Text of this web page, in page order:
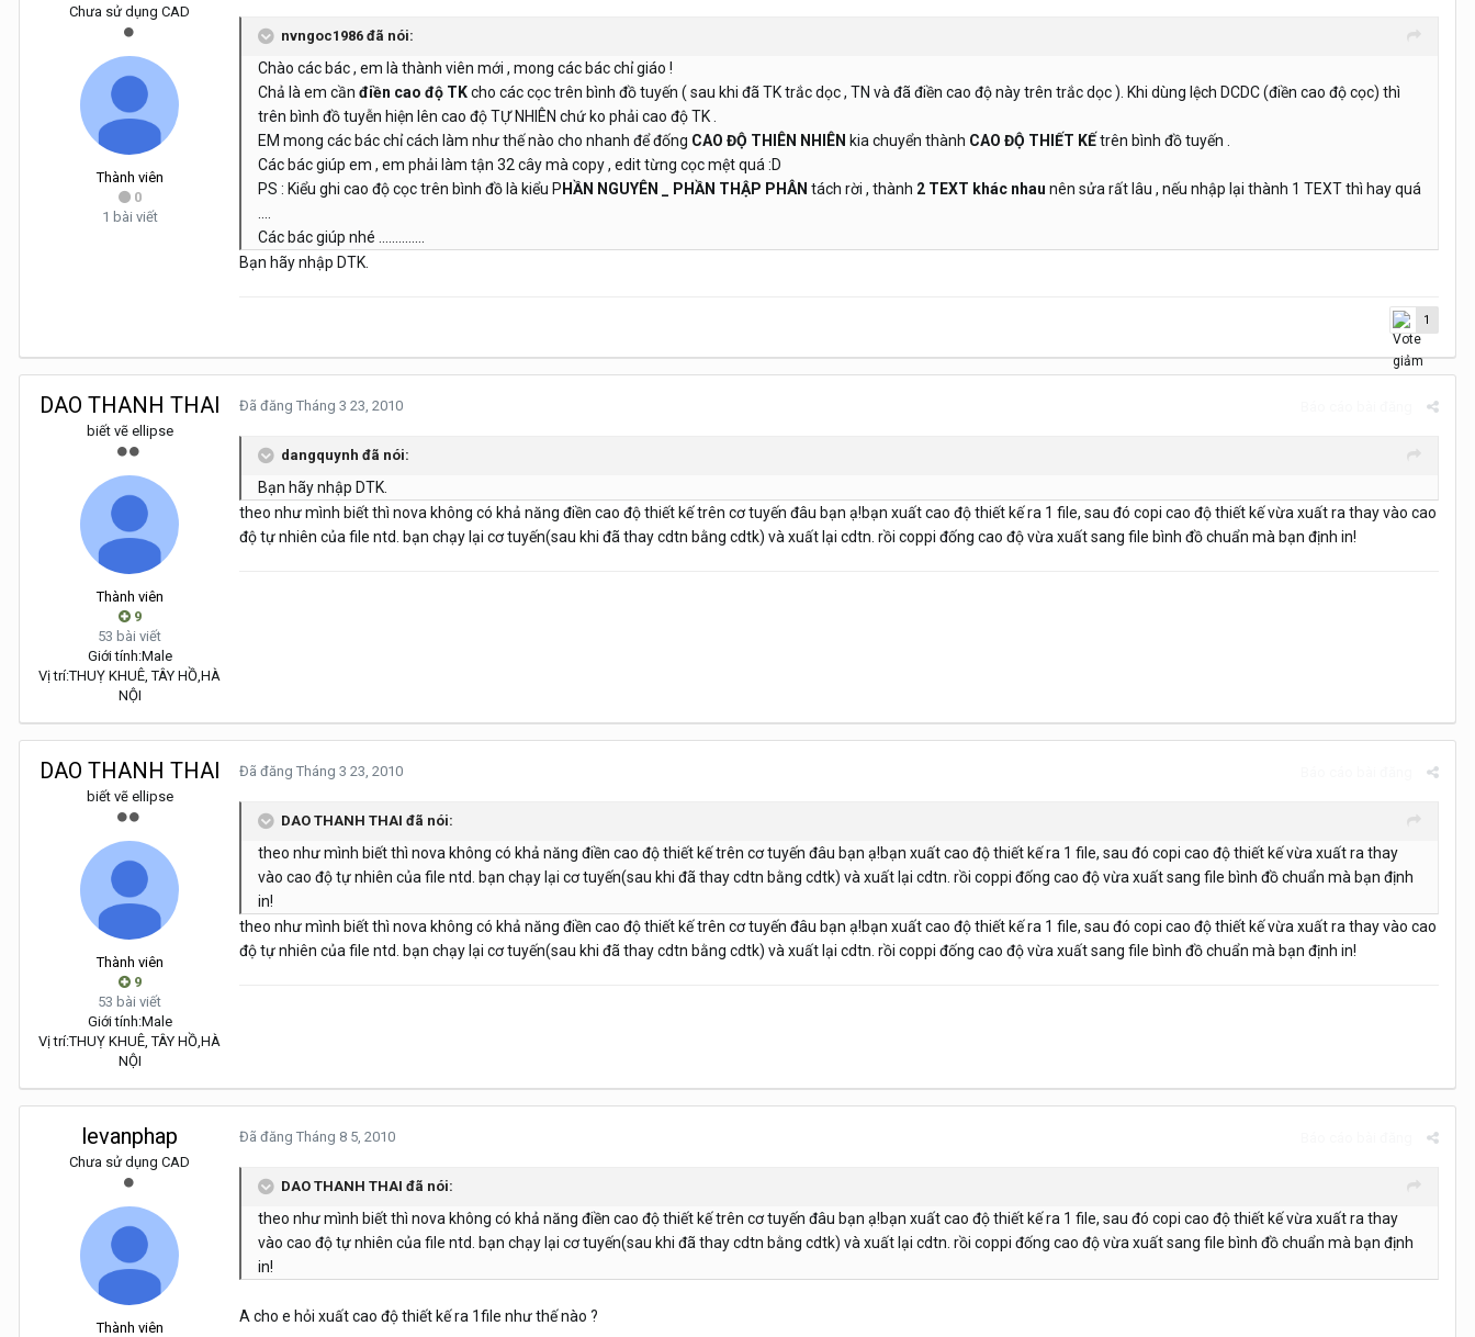
Chưa sử dụng CAD
Thành viên
0
1 bài viết
nvngoc1986 đã nói:
Chào các bác , em là thành viên mới , mong các bác chỉ giáo !
Chả là em cần điền cao độ TKcho các cọc trên bình đồ tuyến ( sau khi đã TK trắc dọc , TN và đã điền cao độ này trên trắc dọc ). Khi dùng lệch DCDC (điền cao độ cọc) thì
trên bình đồ tuyễn hiện lên cao độ TỰ NHIÊN chứ ko phải cao độ TK .
EM mong các bác chỉ cách làm như thế nào cho nhanh để đống CAO ĐỘ THIÊN NHIÊN kia chuyển thành CAO ĐỘ THIẾT KẾtrên bình đồ tuyến .
Các bác giúp em , em phải làm tận 32 cây mà copy , edit từng cọc mệt quá :D
PS : Kiểu ghi cao độ cọc trên bình đồ là kiểu P HẦN NGUYÊN _ PHẦN THẬP PHÂN tách rời , thành 2 TEXT khác nhau nên sửa rất lâu , nếu nhập lại thành 1 TEXT thì hay quá
Các bác giúp nhé ..............
Bạn hãy nhập DTK.
1
DAO THANH THAI
biết vẽ ellipse
Thành viên
9
53 bài viết
Giới tính:Male
Vị trí:THUỴ KHUÊ, TÂY HỒ,HÀ
NỘI
Đã đăng Tháng 3 23, 2010
dangquynh đã nói:
Bạn hãy nhập DTK.
theo như mình biết thì nova không có khả năng điền cao độ thiết kế trên cơ tuyến đâu bạn ạ!bạn xuất cao độ thiết kế ra 1 file, sau đó copi cao độ thiết kế vừa xuất ra thay vào cao
độ tự nhiên của file ntd. bạn chạy lại cơ tuyến(sau khi đã thay cdtn bằng cdtk) và xuất lại cdtn. rồi coppi đống cao độ vừa xuất sang file bình đồ chuẩn mà bạn định in!
DAO THANH THAI
biết vẽ ellipse
Thành viên
9
53 bài viết
Giới tính:Male
Vị trí:THUỴ KHUÊ, TÂY HỒ,HÀ
NỘI
Đã đăng Tháng 3 23, 2010
DAO THANH THAI đã nói:
theo như mình biết thì nova không có khả năng điền cao độ thiết kế trên cơ tuyến đâu bạn ạ!bạn xuất cao độ thiết kế ra 1 file, sau đó copi cao độ thiết kế vừa xuất ra thay
vào cao độ tự nhiên của file ntd. bạn chạy lại cơ tuyến(sau khi đã thay cdtn bằng cdtk) và xuất lại cdtn. rồi coppi đống cao độ vừa xuất sang file bình đồ chuẩn mà bạn định
in!
theo như mình biết thì nova không có khả năng điền cao độ thiết kế trên cơ tuyến đâu bạn ạ!bạn xuất cao độ thiết kế ra 1 file, sau đó copi cao độ thiết kế vừa xuất ra thay vào cao
độ tự nhiên của file ntd. bạn chạy lại cơ tuyến(sau khi đã thay cdtn bằng cdtk) và xuất lại cdtn. rồi coppi đống cao độ vừa xuất sang file bình đồ chuẩn mà bạn định in!
levanphap
Chưa sử dụng CAD
Thành viên
Đã đăng Tháng 8 5, 2010
DAO THANH THAI đã nói:
theo như mình biết thì nova không có khả năng điền cao độ thiết kế trên cơ tuyến đâu bạn ạ!bạn xuất cao độ thiết kế ra 1 file, sau đó copi cao độ thiết kế vừa xuất ra thay
vào cao độ tự nhiên của file ntd. bạn chạy lại cơ tuyến(sau khi đã thay cdtn bằng cdtk) và xuất lại cdtn. rồi coppi đống cao độ vừa xuất sang file bình đồ chuẩn mà bạn định
in!
A cho e hỏi xuất cao độ thiết kế ra 1file như thế nào ?